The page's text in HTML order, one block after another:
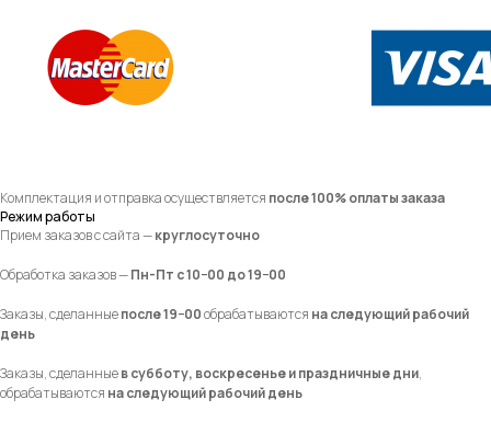
Комплектация и отправка осуществляется после 100% оплаты заказа
Режим работы
Прием заказов с сайта —круглосуточно
Обработка заказов —Пн-Пт с 10−00 до 19−00
Заказы, сделанныепосле 19−00обрабатываются на следующий рабочий
день
Заказы, сделанныев субботу, воскресенье и праздничные дни,
обрабатываются на следующий рабочий день